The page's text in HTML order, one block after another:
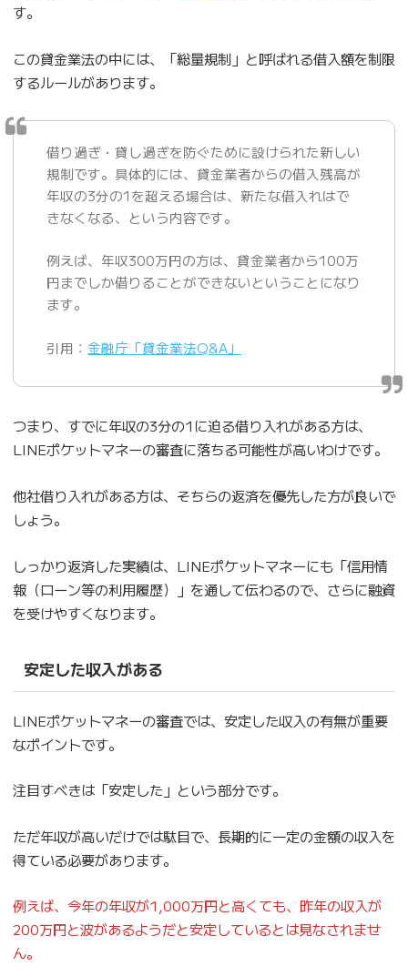
す。
この貸金業法の中には、「総量規制」と呼ばれる借入額を制限
するルールがあります。
借り過ぎ・貸し過ぎを防ぐために設けられた新しい
規制です。具体的には、貸金業者からの借入残高が
年収の3分の1を超える場合は、新たな借入れはで
きなくなる、という内容です。
例えば、年収300万円の方は、貸金業者から100万
円までしか借りることができないということになり
ます。
引用：金融庁「貸金業法Q&A」
つまり、すでに年収の3分の1に迫る借り入れがある方は、
LINEポケットマネーの審査に落ちる可能性が高いわけです。
他社借り入れがある方は、そちらの返済を優先した方が良いで
しょう。
しっかり返済した実績は、LINEポケットマネーにも「信用情
報（ローン等の利用履歴）」を通して伝わるので、さらに融資
を受けやすくなります。
安定した収入がある
LINEポケットマネーの審査では、安定した収入の有無が重要
なポイントです。
注目すべきは「安定した」という部分です。
ただ年収が高いだけでは駄目で、長期的に一定の金額の収入を
得ている必要があります。
例えば、今年の年収が1,000万円と高くても、昨年の収入が
200万円と波があるようだと安定しているとは見なされませ
ん。